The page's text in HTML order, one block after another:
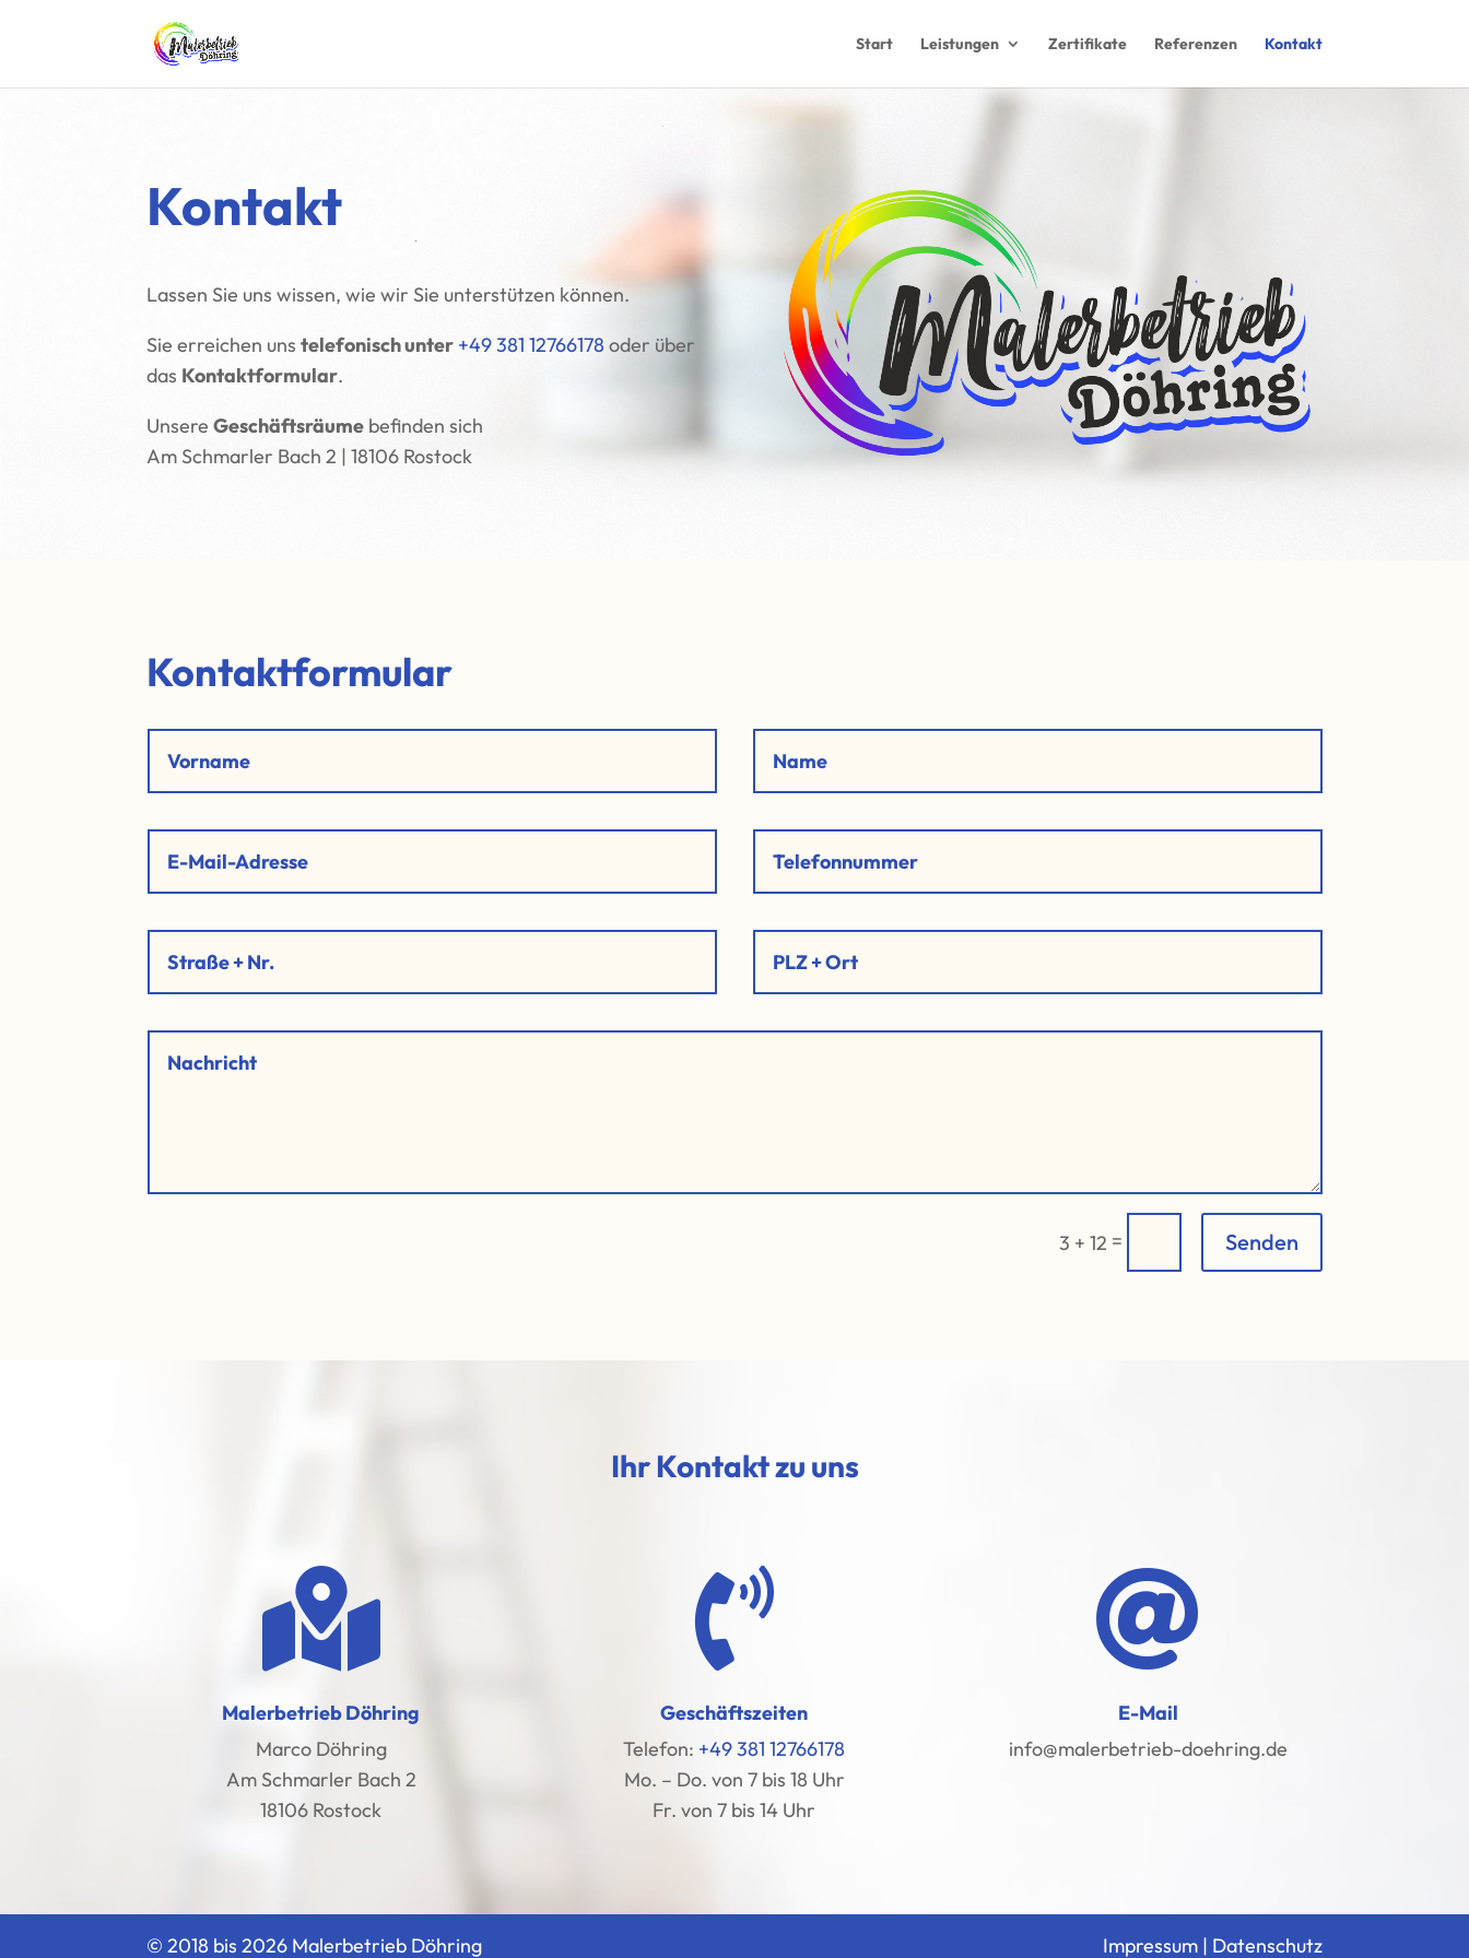
Start Leistungen Zertifikate Referenzen Kontakt
Kontakt
Lassen Sie uns wissen, wie wir Sie unterstützen können.
Sie erreichen unstelefonisch unter +49 381 12766178oder über
das Kontaktformular.
UnsereGeschäftsräume befinden sich
Am Schmarler Bach 2 | 18106 Rostock
Kontaktformular
3 + 12 = Senden
Ihr Kontakt zu uns

Malerbetrieb Döhring
Marco Döhring
Am Schmarler Bach 2
18106 Rostock

Geschäftszeiten
Telefon: +49 381 12766178
Mo. – Do. von 7 bis 18 Uhr
Fr. von 7 bis 14 Uhr

E-Mail
info@malerbetrieb-doehring.de
© 2018 bis 2026 Malerbetrieb Döhring Impressum| Datenschutz